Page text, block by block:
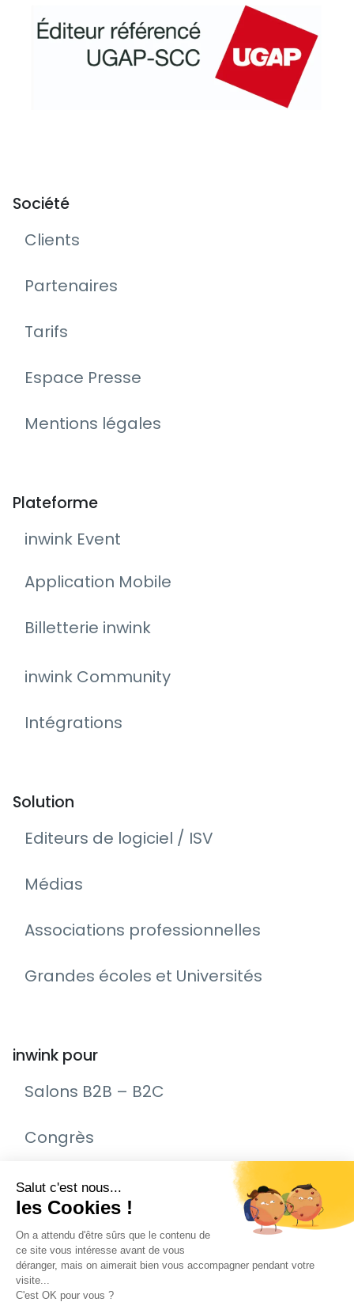
Société
Clients
Partenaires
Tarifs
Espace Presse
Mentions légales
Plateforme
inwink Event
Application Mobile
Billetterie inwink
inwink Community
Intégrations
Solution
Editeurs de logiciel / ISV
Médias
Associations professionnelles
Grandes écoles et Universités
inwink pour
Salons B2B – B2C
Congrès
Remise de prix – Awards
Journée Portes Ouvertes (JPO)